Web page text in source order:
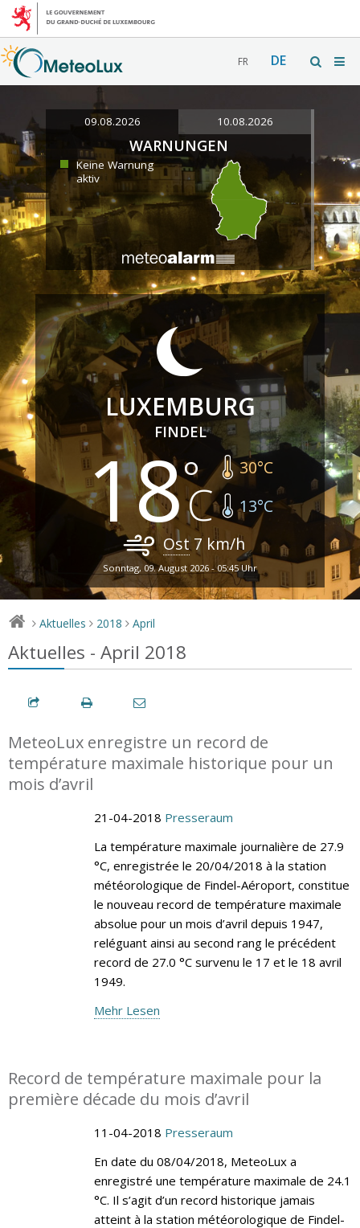
FR DE
09.08.2026 10.08.2026
WARNUNGEN
Keine Warnung
aktiv
LUXEMBURG
FINDEL
18 30°C
13°C
Ost7 km/h
Sonntag, 09. August 2026 - 05:45 Uhr
> Aktuelles > 2018 > April
Aktuelles - April 2018
MeteoLux enregistre un record de
température maximale historique pour un
mois d’avril
21-04-2018 Presseraum
La température maximale journalière de 27.9
°C, enregistrée le 20/04/2018 à la station
météorologique de Findel-Aéroport, constitue
le nouveau record de température maximale
absolue pour un mois d’avril depuis 1947,
reléguant ainsi au second rang le précédent
record de 27.0 °C survenu le 17 et le 18 avril
1949.
Mehr Lesen
Record de température maximale pour la
première décade du mois d’avril
11-04-2018 Presseraum
En date du 08/04/2018, MeteoLux a
enregistré une température maximale de 24.1
°C. Il s’agit d’un record historique jamais
atteint à la station météorologique de Findel-